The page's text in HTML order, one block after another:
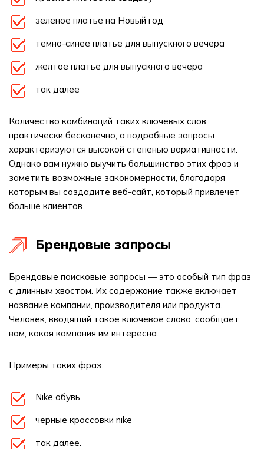
зеленое платье на Новый год
темно-синее платье для выпускного вечера
желтое платье для выпускного вечера
так далее
Количество комбинаций таких ключевых слов
практически бесконечно, а подробные запросы
характеризуются высокой степенью вариативности.
Однако вам нужно выучить большинство этих фраз и
заметить возможные закономерности, благодаря
которым вы создадите веб-сайт, который привлечет
больше клиентов.
Брендовые запросы
Брендовые поисковые запросы — это особый тип фраз
с длинным хвостом. Их содержание также включает
название компании, производителя или продукта.
Человек, вводящий такое ключевое слово, сообщает
вам, какая компания им интересна.
Примеры таких фраз:
Nike обувь
черные кроссовки nike
так далее.